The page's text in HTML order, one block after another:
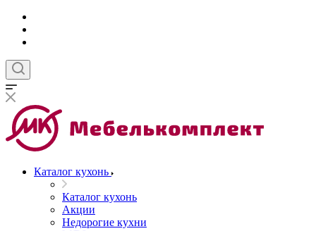
Каталог кухонь
Каталог кухонь
Акции
Недорогие кухни